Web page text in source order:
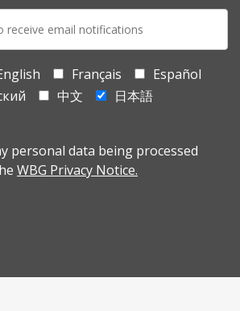
Français
Español
中文
日本語
personal data being processed
WBG Privacy Notice.